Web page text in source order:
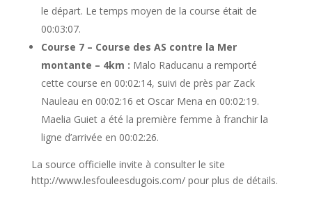
le départ. Le temps moyen de la course était de
00:03:07.
Course 7 – Course des AS contre la Mer
montante – 4km : Malo Raducanu a remporté
cette course en 00:02:14, suivi de près par Zack
Nauleau en 00:02:16 et Oscar Mena en 00:02:19.
Maelia Guiet a été la première femme à franchir la
ligne d’arrivée en 00:02:26.
La source officielle invite à consulter le site
http://www.lesfouleesdugois.com/ pour plus de détails.